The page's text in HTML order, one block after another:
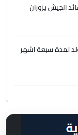
الجيش يزوران
لمدة سبعة اشهر